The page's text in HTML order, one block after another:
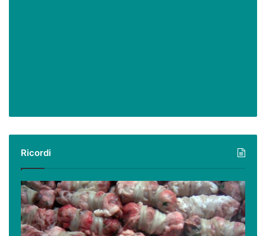
Ricordi
Ricordi:
le
ricette
tradizionali,